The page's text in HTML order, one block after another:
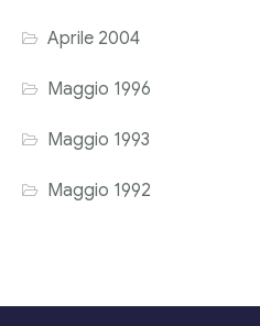
Aprile 2004
Maggio 1996
Maggio 1993
Maggio 1992